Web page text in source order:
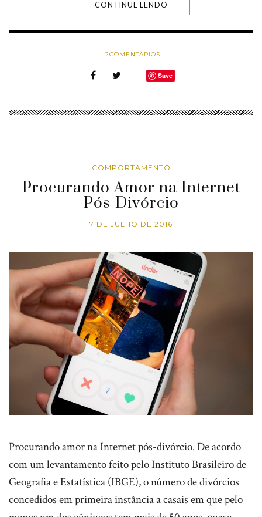
CONTINUE LENDO
2COMENTÁRIOS
Save
COMPORTAMENTO
Procurando Amor na Internet
Pós-Divórcio
7 DE JULHO DE 2016
Procurando amor na Internet pós-divórcio. De acordo
com um levantamento feito pelo Instituto Brasileiro de
Geografia e Estatística (IBGE), o número de divórcios
concedidos em primeira instância a casais em que pelo